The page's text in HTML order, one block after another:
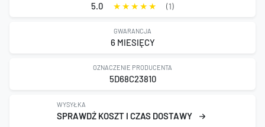
5.0 (1)
GWARANCJA
6 MIESIĘCY
OZNACZENIE PRODUCENTA
5D68C23810
WYSYŁKA
SPRAWDŹ KOSZT I CZAS DOSTAWY